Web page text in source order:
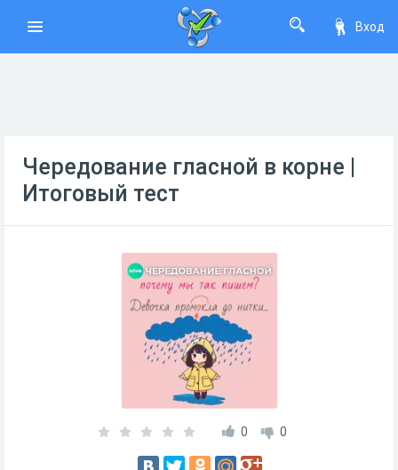
Вход
Чередование гласной в корне |
Итоговый тест
0 0